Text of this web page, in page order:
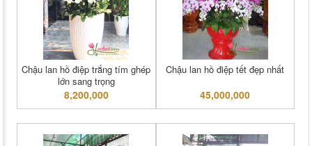
Chậu lan hồ điệp trắng tím ghép
lớn sang trọng
8,200,000
Chậu lan hồ điệp tết đẹp nhất
45,000,000